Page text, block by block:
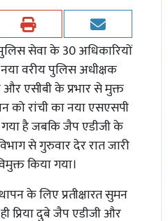
सेवा के 30 अधिकारियों
वरीय पुलिस अधीक्षक
और एसीबी के प्रभार से मुक्त
को रांची का नया एसएसपी
गया है जबकि जैप एडीजी के
से गुरुवार देर रात जारी
किया गया।
के लिए प्रतीक्षारत सुमन
प्रिया दुबे जैप एडीजी और